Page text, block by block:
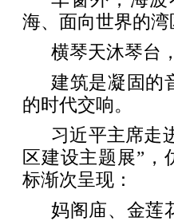
海、面向世界的湾
横琴天沐琴台
建筑是凝固的
的时代交响。
习近平主席走
区建设主题展”，
标渐次呈现：
妈阁庙、金莲